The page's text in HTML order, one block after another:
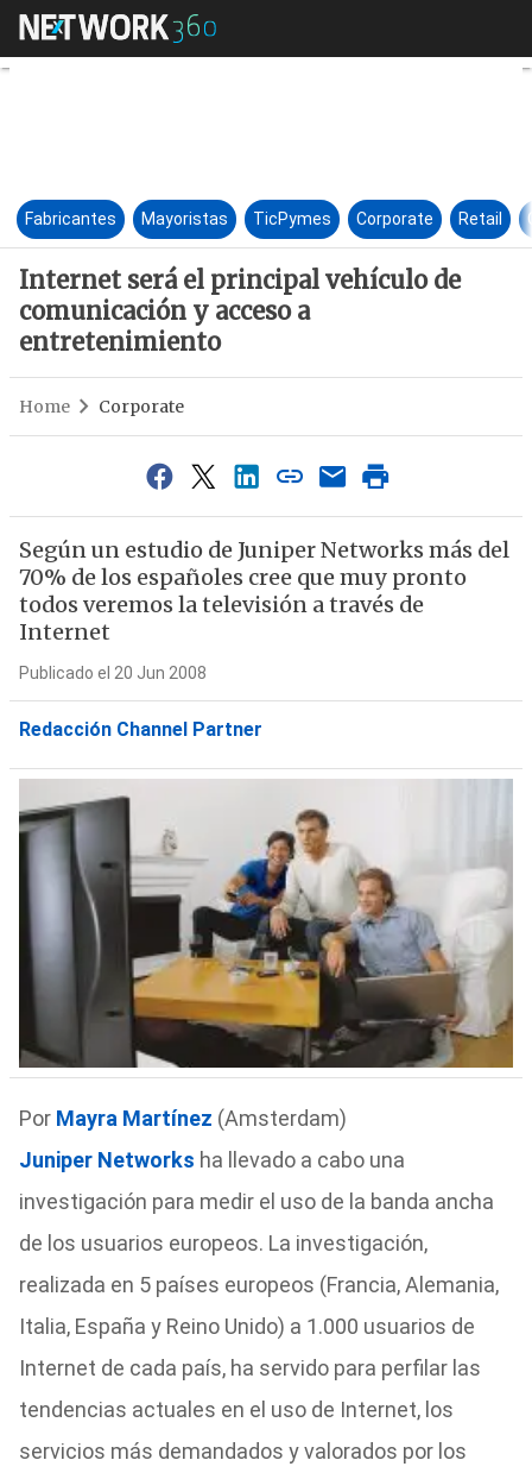
Internet será el principal
Fabricantes Mayoristas TicPymes Corporate Retail
Internet será el principal vehículo de
comunicación y acceso a
entretenimiento
Home Corporate
Según un estudio de Juniper Networks más del
70% de los españoles cree que muy pronto
todos veremos la televisión a través de
Internet
Publicado el 20 Jun 2008
Redacción Channel Partner
Por Mayra Martínez (Amsterdam)
Juniper Networks ha llevado a cabo una
investigación para medir el uso de la banda ancha
de los usuarios europeos. La investigación,
realizada en 5 países europeos (Francia, Alemania,
Italia, España y Reino Unido) a 1.000 usuarios de
Internet de cada país, ha servido para perfilar las
tendencias actuales en el uso de Internet, los
servicios más demandados y valorados por los